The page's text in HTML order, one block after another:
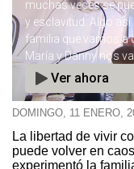
Un nuevo
DOMINGO, 11 ENERO,
La libertad de vivir
puede volver en
experimentó la